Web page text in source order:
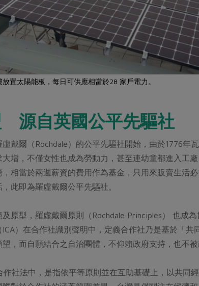
置太陽能板，每日可供應相當於28 家戶電力。
源自英國公平先驅社
戴爾（Rochdale）的公平先驅社開始，由於1776年
增，不僅女性也成為勞動力，甚至連幼童都進入工
相當於兩週薪資的費用作為基金，只用來販賣生活
此即為羅虛戴爾公平先驅社。
原型，羅虛戴爾原則（Rochdale Principles） 也成
）在合作社識別聲明中，定義合作社乃是基於「共
，而自願結合之自治團體，不仰賴政府支持，也不被
作社法中，是指依平等原則並在互助基礎上，以共同